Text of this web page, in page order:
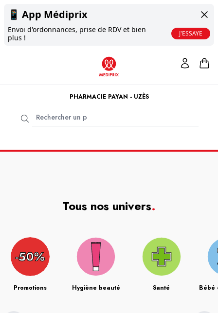
📱 App Médiprix
Envoi d'ordonnances, prise de RDV et bien
plus !
J'ESSAYE
PHARMACIE PAYAN - UZÈS
Tous nos univers.
Promotions Hygiène beauté Santé Bébé